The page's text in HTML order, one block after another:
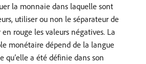
la monnaie dans laquelle sont
utiliser ou non le séparateur de
rouge les valeurs négatives. La
monétaire dépend de la langue
qu’elle a été définie dans son